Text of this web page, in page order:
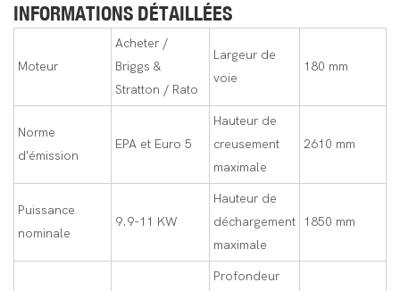
INFORMATIONS DÉTAILLÉES
Moteur
Acheter /
Briggs &
Stratton / Rato
Largeur de
voie
180 mm
Norme
d'émission
EPA et Euro 5
Hauteur de
creusement
maximale
2610 mm
Puissance
nominale
9.9-11 KW
Hauteur de
déchargement
maximale
1850 mm
Profondeur